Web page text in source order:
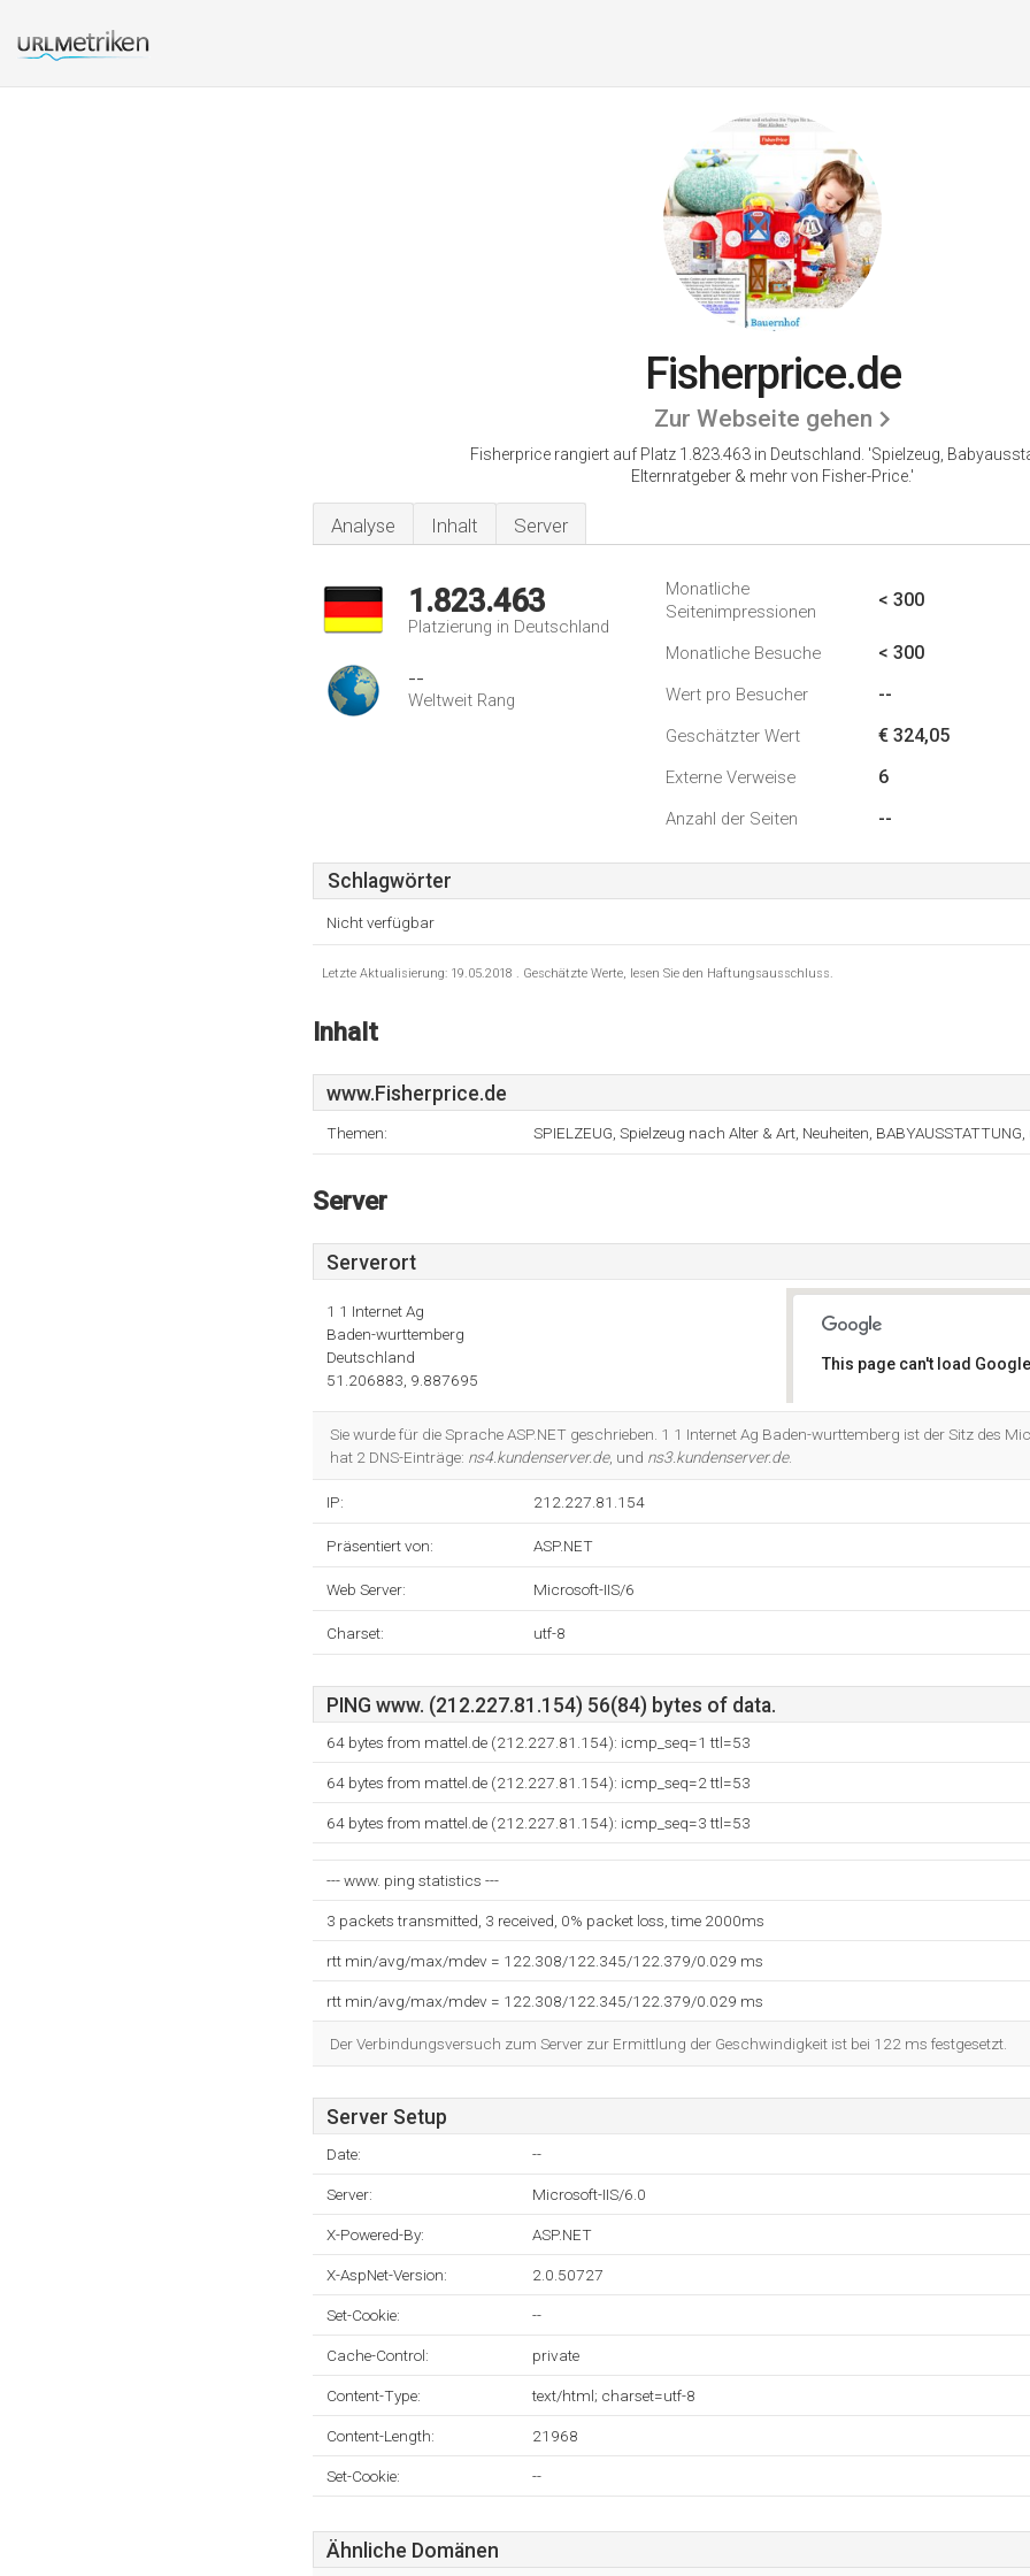
Fisherprice.de
Zur Webseite gehen
Fisherprice rangiert auf Platz 1.823.463 in Deutschland. 'Spielzeug,
Elternratgeber & mehr von Fisher-Price.'
Analyse Inhalt Server
1.823.463
Platzierung in Deutschland
--
Weltweit Rang
Monatliche
Seitenimpressionen
< 300
Monatliche Besuche < 300
Wert pro Besucher --
Geschätzter Wert € 324,05
Externe Verweise 6
Anzahl der Seiten --
Schlagwörter
Nicht verfügbar
Letzte Aktualisierung: 19.05.2018 . Geschätzte Werte, lesen Sie den Haftungsausschluss.
Inhalt
www.Fisherprice.de
Themen: SPIELZEUG, Spielzeug nach Alter & Art, Neuheiten,
Server
Serverort
1 1 Internet Ag
Baden-wurttemberg
Deutschland
51.206883, 9.887695
This page can't load
Sie wurde für die Sprache ASP.NET geschrieben. 1 1 Internet Ag Baden-wurttemberg ist der Sitz des
hat 2 DNS-Einträge: ns4.kundenserver.de, und ns3.kundenserver.de.
IP: 212.227.81.154
Präsentiert von: ASP.NET
Web Server: Microsoft-IIS/6
Charset: utf-8
PING www. (212.227.81.154) 56(84) bytes of data.
64 bytes from mattel.de (212.227.81.154): icmp_seq=1 ttl=53
64 bytes from mattel.de (212.227.81.154): icmp_seq=2 ttl=53
64 bytes from mattel.de (212.227.81.154): icmp_seq=3 ttl=53
--- www. ping statistics ---
3 packets transmitted, 3 received, 0% packet loss, time 2000ms
rtt min/avg/max/mdev = 122.308/122.345/122.379/0.029 ms
rtt min/avg/max/mdev = 122.308/122.345/122.379/0.029 ms
Der Verbindungsversuch zum Server zur Ermittlung der Geschwindigkeit ist bei 122 ms festgesetzt.
Server Setup
Date: --
Server: Microsoft-IIS/6.0
X-Powered-By: ASP.NET
X-AspNet-Version: 2.0.50727
Set-Cookie: --
Cache-Control: private
Content-Type: text/html; charset=utf-8
Content-Length: 21968
Set-Cookie: --
Ähnliche Domänen